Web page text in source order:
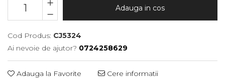
Adauga in cos
Cod Produs: CJ5324
Ai nevoie de ajutor? 0724258629
Adauga la Favorite Cere informatii